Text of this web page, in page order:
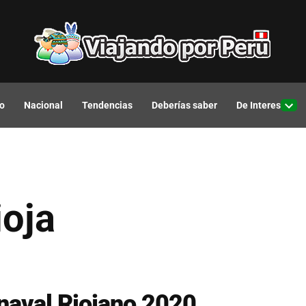
Nacional Tendencias Deberías saber De Interes